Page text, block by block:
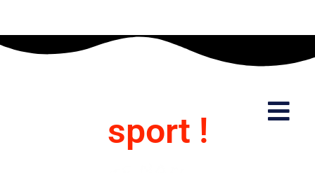
sport !